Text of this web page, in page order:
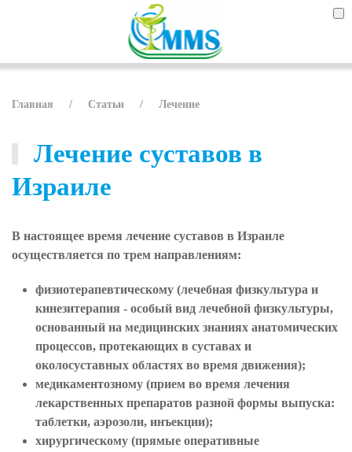
Главная Статьи Лечение
Лечение суставов в
Израиле
В настоящее время лечение суставов в Израиле
осуществляется по трем направлениям:
физиотерапевтическому (лечебная физкультура и
кинезитерапия - особый вид лечебной физкультуры,
основанный на медицинских знаниях анатомических
процессов, протекающих в суставах и
околосуставных областях во время движения);
медикаментозному (прием во время лечения
лекарственных препаратов разной формы выпуска:
таблетки, аэрозоли, инъекции);
хирургическому (прямые оперативные